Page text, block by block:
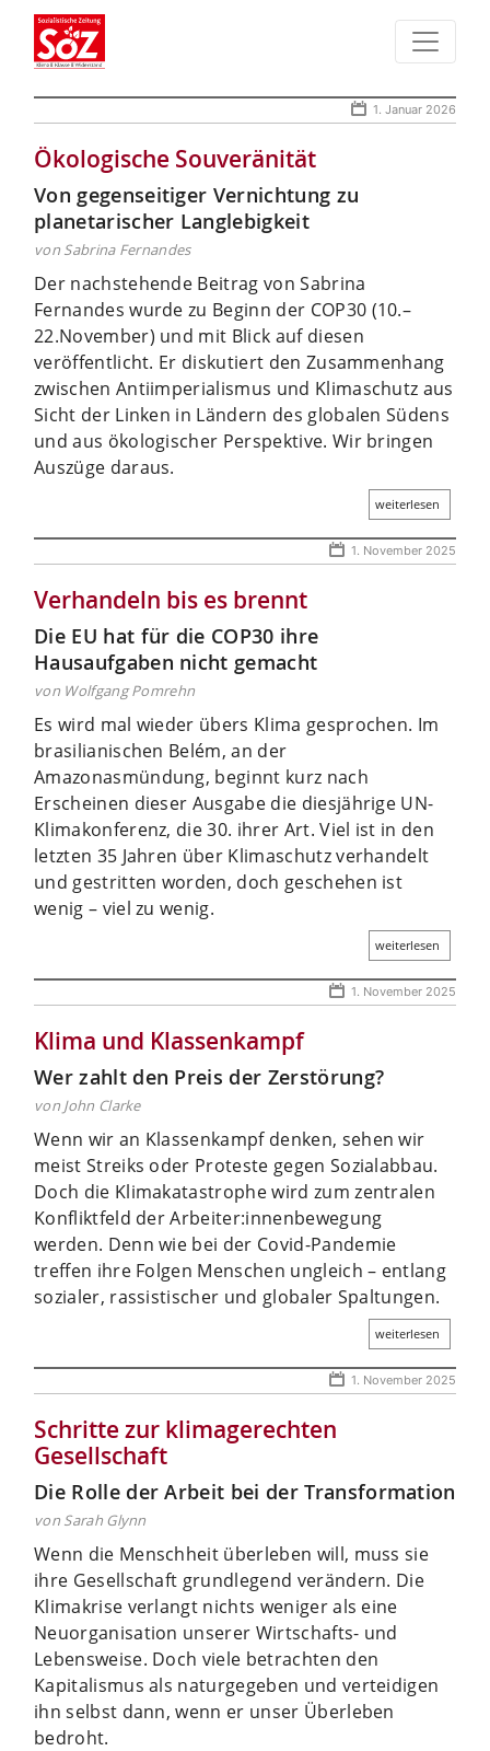
1. Januar 2026
Ökologische Souveränität
Von gegenseitiger Vernichtung zu
planetarischer Langlebigkeit
von Sabrina Fernandes
Der nachstehende Beitrag von Sabrina
Fernandes wurde zu Beginn der COP30 (10.–
22.November) und mit Blick auf diesen
veröffentlicht. Er diskutiert den Zusammenhang
zwischen Antiimperialismus und Klimaschutz aus
Sicht der Linken in Ländern des globalen Südens
und aus ökologischer Perspektive. Wir bringen
Auszüge daraus.
weiterlesen
1. November 2025
Verhandeln bis es brennt
Die EU hat für die COP30 ihre
Hausaufgaben nicht gemacht
von Wolfgang Pomrehn
Es wird mal wieder übers Klima ­gesprochen. Im
brasilianischen ­Belém, an der
Amazonasmündung, beginnt kurz nach
Erscheinen dieser Ausgabe die diesjährige UN-
Klimakonferenz, die 30. ihrer Art. Viel ist in den
letzten 35 Jahren über Klimaschutz verhandelt
und gestritten worden, doch geschehen ist
wenig – viel zu wenig.
weiterlesen
1. November 2025
Klima und Klassenkampf
Wer zahlt den Preis der Zerstörung?
von John Clarke
Wenn wir an Klassenkampf denken, sehen wir
meist Streiks oder Proteste gegen Sozialabbau.
Doch die Klimakatastrophe wird zum zentralen
Konfliktfeld der Arbeiter:innenbewegung
werden. Denn wie bei der Covid-Pandemie
treffen ihre Folgen Menschen ungleich – entlang
sozialer, rassistischer und globaler Spaltungen.
weiterlesen
1. November 2025
Schritte zur klimagerechten
Gesellschaft
Die Rolle der Arbeit bei der Transformation
von Sarah Glynn
Wenn die Menschheit überleben will, muss sie
ihre Gesellschaft grundlegend verändern. Die
Klimakrise verlangt nichts weniger als eine
Neuorganisation unserer Wirtschafts- und
Lebensweise. Doch viele betrachten den
Kapitalismus als naturgegeben und verteidigen
ihn selbst dann, wenn er unser Überleben
bedroht.